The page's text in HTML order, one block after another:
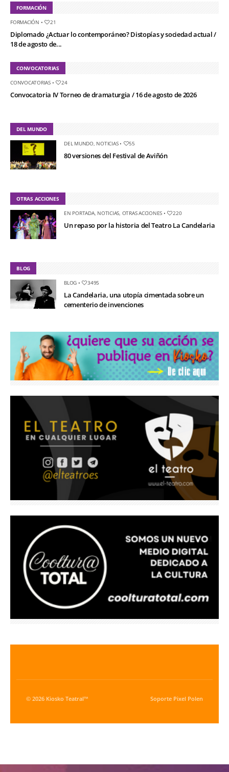
FORMACIÓN
FORMACIÓN • 21
Diplomado ¿Actuar lo contemporáneo? Distopías y sociedad actual /
18 de agosto de...
CONVOCATORIAS
CONVOCATORIAS• 24
Convocatoria IV Torneo de dramaturgia / 16 de agosto de 2026
DEL MUNDO
DEL MUNDO, NOTICIAS• 55
80 versiones del Festival de Aviñón
OTRAS ACCIONES
EN PORTADA, NOTICIAS OTRAS ACCIONES • 220
Un repaso por la historia del Teatro La Candelaria
BLOG
BLOG • 3495
La Candelaria, una utopía cimentada sobre un
cementerio de invenciones
© 2026 Kiosko Teatral™ Soporte Pixel Polen